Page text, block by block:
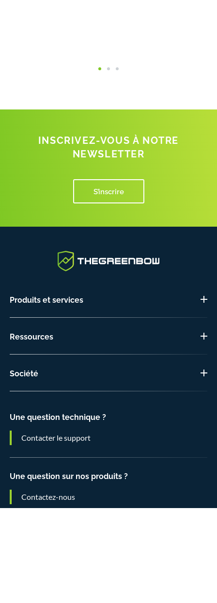
INSCRIVEZ-VOUS À NOTRE
NEWSLETTER
S’inscrire
Produits et services
Ressources
Société
Une question technique ?
Contacter le support
Une question sur nos produits ?
Contactez-nous